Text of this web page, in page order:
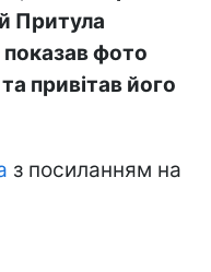
Притула
фото
привітав його
з посиланням на